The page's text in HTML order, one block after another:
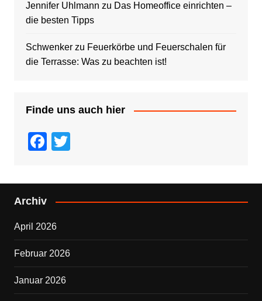
Jennifer Uhlmann zu Das Homeoffice einrichten –
die besten Tipps
Schwenkerzu Feuerkörbe und Feuerschalen für
die Terrasse: Was zu beachten ist!
Finde uns auch hier
F
c
e
o
o
k
tt
er
Archiv
April 2026
Februar 2026
Januar 2026